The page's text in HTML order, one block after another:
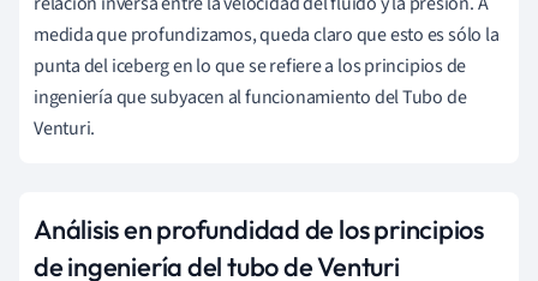
medida que profundizamos, queda claro que esto es sólo la
punta del iceberg en lo que se refiere a los principios de
ingeniería que subyacen al funcionamiento del Tubo de
Venturi.
Análisis en profundidad de los principios
de ingeniería del tubo de Venturi